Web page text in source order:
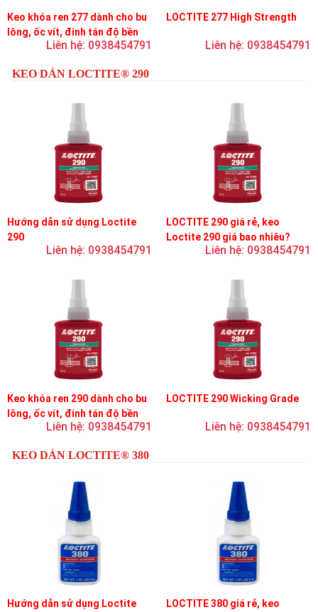
Keo khóa ren 277 dành cho bu
lông, ốc vít, đinh tán độ bền
cao, độ nhớt cao
Liên hệ: 0938454791
LOCTITE 277 High Strength
Liên hệ: 0938454791
KEO DÁN LOCTITE® 290
Hướng dẫn sử dụng Loctite
290
Liên hệ: 0938454791
LOCTITE 290 giá rẻ, keo
Loctite 290 giá bao nhiêu?
Liên hệ: 0938454791
Keo khóa ren 290 dành cho bu
lông, ốc vít, đinh tán độ bền
trung bình, độ nhớt thấp
Liên hệ: 0938454791
LOCTITE 290 Wicking Grade
Liên hệ: 0938454791
KEO DÁN LOCTITE® 380
Hướng dẫn sử dụng Loctite
LOCTITE 380 giá rẻ, keo